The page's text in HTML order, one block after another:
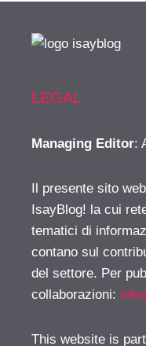
LEGAL
Managing Editor:
Il presente sito
IsayBlog! la cui
tematici di
contano sul
del settore. Per
collaborazioni:
This website is